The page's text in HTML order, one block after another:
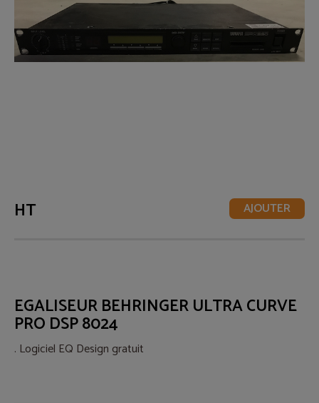
HT AJOUTER
EGALISEUR BEHRINGER ULTRA CURVE
PRO DSP 8024
. Logiciel EQ Design gratuit